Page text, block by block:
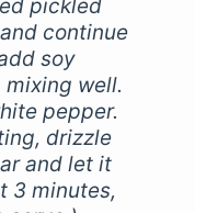
pickled
continue
soy
well.
pepper.
drizzle
and let it
3 minutes,